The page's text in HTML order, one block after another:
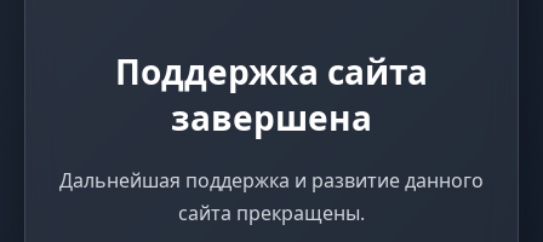
Поддержка сайта
завершена
Дальнейшая поддержка и развитие данного
сайта прекращены.